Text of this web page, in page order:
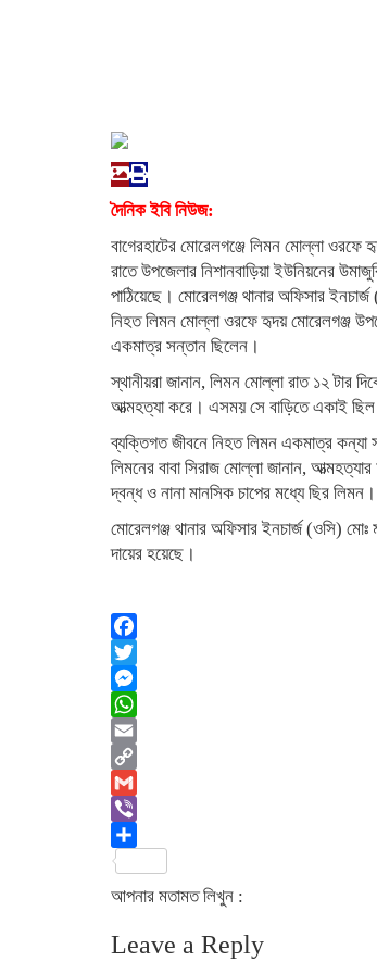
দৈনিক ইবি নিউজ:
বাগেরহাটের মোরেলগঞ্জে লিমন মোল্লা
রাতে উপজেলার নিশানবাড়িয়া ইউনিয়নের
পাঠিয়েছে। মোরেলগঞ্জ থানার অফিসার
নিহত লিমন মোল্লা ওরফে হৃদয় মোরেলগঞ্জ
একমাত্র সন্তান ছিলেন।
স্থানীয়রা জানান, লিমন মোল্লা রাত ১২ টার
আত্মহত্যা করে। এসময় সে বাড়িতে একাই
ব্যক্তিগত জীবনে নিহত লিমন একমাত্র কন্যা
লিমনের বাবা সিরাজ মোল্লা জানান,
দ্বন্ধ ও নানা মানসিক চাপের মধ্যে ছির লিমন।
মোরেলগঞ্জ থানার অফিসার ইনচার্জ (ওসি)
দায়ের হয়েছে।
Facebook
Twitter
Messenger
WhatsApp
Email
Copy
Link
Gmail
Viber
আপনার মতামত লিখুন :
Leave a Reply